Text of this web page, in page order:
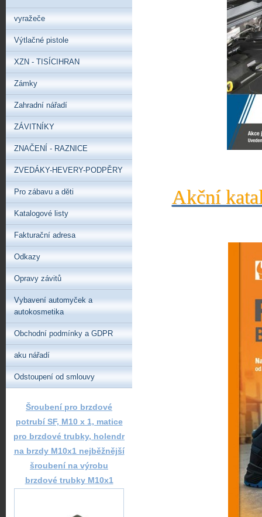
Akční
vyražeče
Výtlačné pistole
XZN - TISÍCIHRAN
Zámky
Zahradní nářadí
ZÁVITNÍKY
ZNAČENÍ - RAZNICE
ZVEDÁKY-HEVERY-PODPĚRY
Pro zábavu a děti
Katalogové listy
Fakturační adresa
Odkazy
Opravy závitů
Vybavení automyček a
autokosmetika
Obchodní podmínky a GDPR
aku nářadí
Odstoupení od smlouvy
Šroubení pro brzdové
potrubí SF, M10 x 1, matice
pro brzdové trubky, holendr
na brzdy M10x1 nejběžnější
šroubení na výrobu
brzdové trubky M10x1